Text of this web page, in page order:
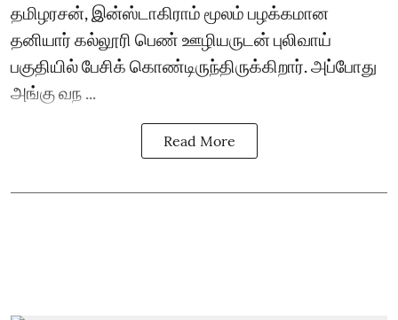
தமிழரசன், இன்ஸ்டாகிராம் மூலம் பழக்கமான
தனியார் கல்லூரி பெண் ஊழியருடன் புலிவாய்
பகுதியில் பேசிக் கொண்டிருந்திருக்கிறார். அப்போது
அங்கு வந ...
Read More